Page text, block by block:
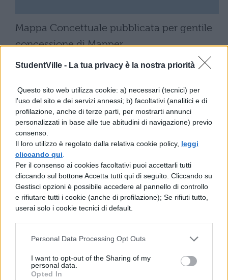
StudentVille - La tua privacy è la nostra priorità
Questo sito web utilizza cookie: a) necessari (tecnici) per
l'uso del sito e dei servizi annessi; b) facoltativi (analitici e di
profilazione, anche di terze parti, per mostrarti annunci
personalizzati in base alle tue abitudini di navigazione) previo
consenso.
Il loro utilizzo è regolato dalla relativa cookie policy, leggi
cliccando qui
Per il consenso ai cookies facoltativi puoi accettarli tutti
cliccando sul bottone Accetta tutti qui di seguito. Cliccando su
Gestisci opzioni è possibile accedere al pannello di controllo
e rifiutare tutti i cookie (anche di profilazione); Se rifiuti tutto,
userai solo i cookie tecnici di default.
Personal Data Processing Opt Outs
I want to opt-out of the Sharing of my
personal data.
Opted In
Mappa Concettuale pubblicata per gentile
concessione di Mapper
(http://mapper-mapper.blogspot.it/)
TI POTREBBE INTERESSARE
LETTERATURA ITALIANA
Lisabetta da Messina:
riassunto e analisi del
Giovanni Boccaccio e il Decameron